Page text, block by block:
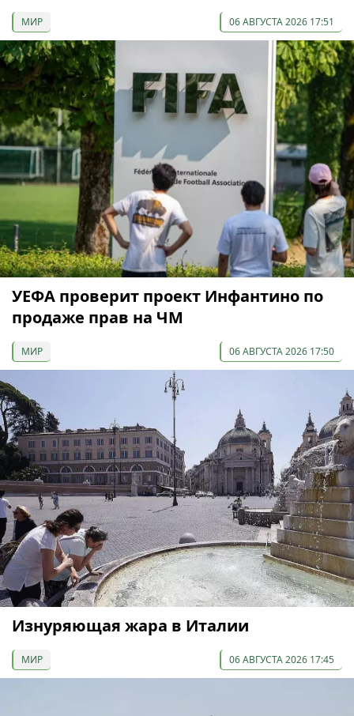
МИР 06 АВГУСТА 2026 17:51
УЕФА проверит проект Инфантино по
продаже прав на ЧМ
МИР 06 АВГУСТА 2026 17:50
Изнуряющая жара в Италии
МИР 06 АВГУСТА 2026 17:45